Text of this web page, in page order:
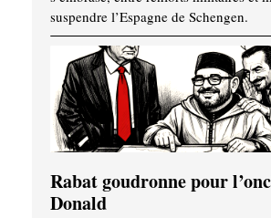
suspendre l’Espagne de Schengen.
Rabat goudronne pour
Donald